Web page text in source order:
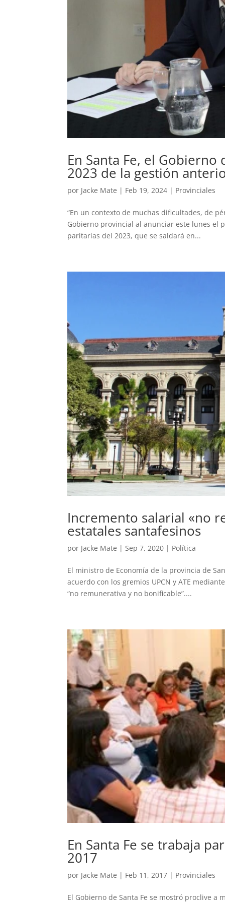
En Santa Fe, el
2023 de la gestión
por Jacke Mate | Feb 19, 2024 | Provinciales
“En un contexto de muchas dificultades, de
Gobierno provincial al anunciar este lunes el
paritarias del 2023, que se saldará en...
Incremento salarial «no
estatales santafesinos
por Jacke Mate | Sep 7, 2020 | Política
El ministro de Economía de la provincia de
acuerdo con los gremios UPCN y ATE
“no remunerativa y no bonificable”....
En Santa Fe se trabaja
2017
por Jacke Mate | Feb 11, 2017 | Provinciales
El Gobierno de Santa Fe se mostró proclive